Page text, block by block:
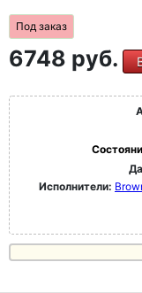
Под заказ
6748 руб.
Исполнители: